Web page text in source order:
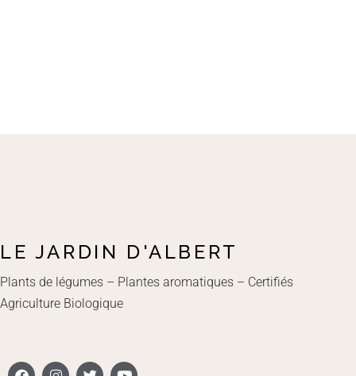
LE JARDIN D'ALBERT
Plants de légumes – Plantes aromatiques – Certifiés
Agriculture Biologique